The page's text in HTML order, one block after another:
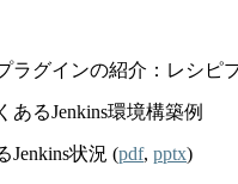
ラグインの紹介：レシピ
あるJenkins環境構築例
Jenkins状況 (pdf, pptx)